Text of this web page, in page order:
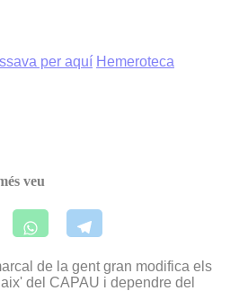
per aquí Hemeroteca
veu
de la gent gran modifica els
del CAPAU i dependre del